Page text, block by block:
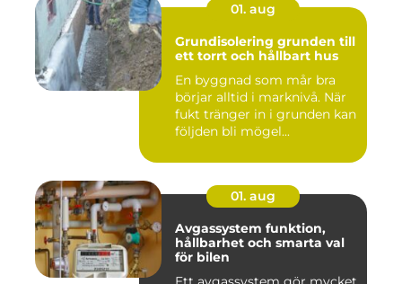
01. aug
Grundisolering grunden till
ett torrt och hållbart hus
En byggnad som mår bra
börjar alltid i marknivå. När
fukt tränger in i grunden kan
följden bli mögel...
01. aug
Avgassystem funktion,
hållbarhet och smarta val
för bilen